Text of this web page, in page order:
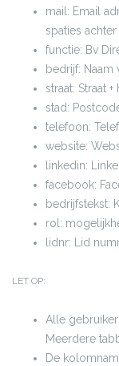
mail: Email
spaties
functie: Bv
bedrijf: Naam
straat: Straat
stad:
telefoon:
website:
linkedin:
facebook:
bedrijfstekst:
rol:
lidnr: Lid
LET OP:
Alle
Meerdere
De